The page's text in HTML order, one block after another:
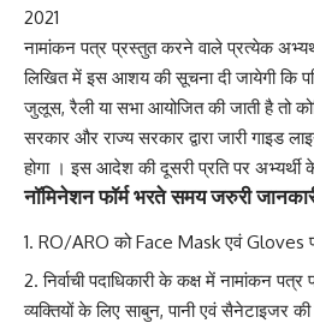
2021
नामांकन पत्र प्रस्तुत करने वाले प्रत्येक अभ्यर्थी
लिखित में इस आशय की सूचना दी जायेगी कि
जुलूस, रैली या सभा आयोजित की जाती है तो
सरकार और राज्य सरकार द्वारा जारी गाइड
होगा । इस आदेश की दूसरी प्रति पर अभ्यर्थी
नॉमिनेशन फॉर्म भरते समय जरुरी
RO/ARO को Face Mask एवं Gloves
निर्वाची पदाधिकारी के कक्ष में नामांकन
व्यक्तियों के लिए साबुन, पानी एवं सैनेटाइजर